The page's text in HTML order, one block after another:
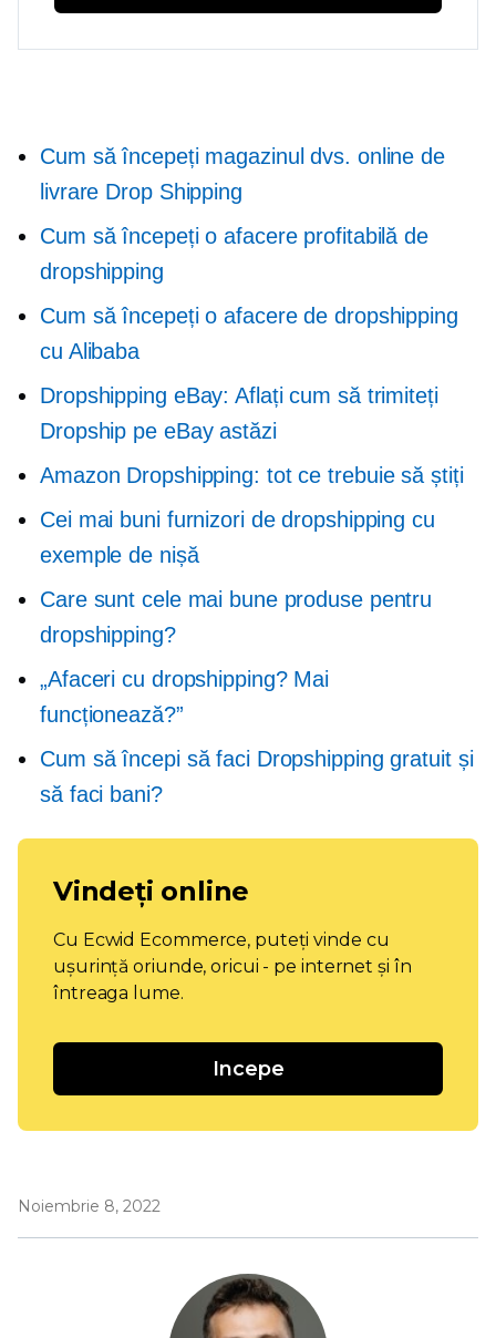
Cum să începeți magazinul dvs. online de
livrare Drop Shipping
Cum să începeți o afacere profitabilă de
dropshipping
Cum să începeți o afacere de dropshipping
cu Alibaba
Dropshipping eBay: Aflați cum să trimiteți
Dropship pe eBay astăzi
Amazon Dropshipping: tot ce trebuie să știți
Cei mai buni furnizori de dropshipping cu
exemple de nișă
Care sunt cele mai bune produse pentru
dropshipping?
„Afaceri cu dropshipping? Mai
funcționează?”
Cum să începi să faci Dropshipping gratuit și
să faci bani?
Vindeți online
Cu Ecwid Ecommerce, puteți vinde cu
ușurință oriunde, oricui - pe internet și în
întreaga lume.
Incepe
Noiembrie 8, 2022